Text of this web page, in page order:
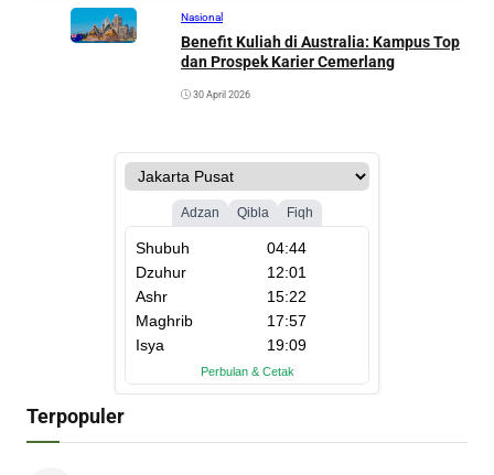
Nasional
Benefit Kuliah di Australia: Kampus Top
dan Prospek Karier Cemerlang
30 April 2026
Terpopuler